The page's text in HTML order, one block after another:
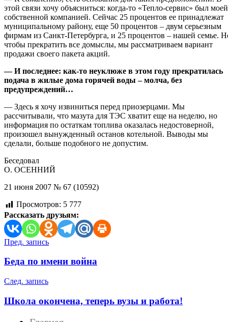
этой связи хочу объясниться: когда-то «Тепло-сервис» был моей
собственной компанией. Сейчас 25 процентов ее принадлежат
муниципальному району, еще 50 процентов – двум серьезным
фирмам из Санкт-Петербурга, и 25 процентов – нашей семье.
чтобы прекратить все домыслы, мы рассматриваем вариант
продажи своего пакета акций.
— И последнее: как-то неуклюже в этом году прекратилась
подача в жилые дома горячей воды – молча, без
предупреждений…
— Здесь я хочу извиниться перед приозерцами. Мы
рассчитывали, что мазута для ТЭС хватит еще на неделю, но
информация по остаткам топлива оказалась недостоверной,
произошел вынужденный останов котельной. Выводы мы
сделали, больше подобного не допустим.
Беседовал
О. ОСЕННИЙ
21 июня 2007 № 67 (10592)
Просмотров: 5 777
Рассказать друзьям:
Навигация
по
Пред. запись
Беда по имени война
След. запись
Школа окончена, теперь вузы и работа!